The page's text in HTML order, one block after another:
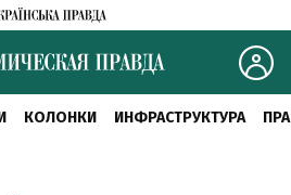
КОЛОНКИ ИНФРАСТРУКТУРА